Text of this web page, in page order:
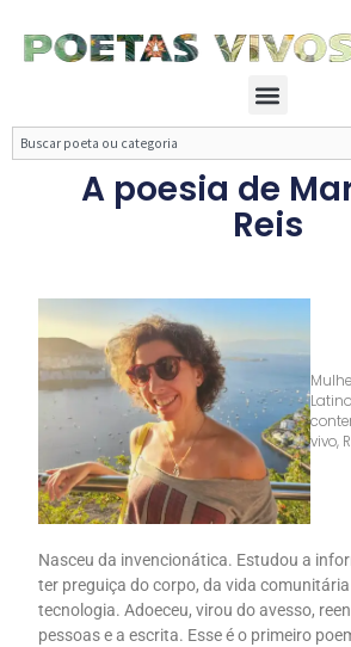
para
Menu
Search
A poesia de
Reis
vivo,
Nasceu da invencionática. Estudou a
ter preguiça do corpo, da vida
tecnologia. Adoeceu, virou do avesso,
pessoas e a escrita. Esse é o primeiro